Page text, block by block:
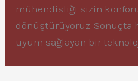
mühendisliği sizin
dönüştürüyoruz. Sonuçta
uyum sağlayan bir